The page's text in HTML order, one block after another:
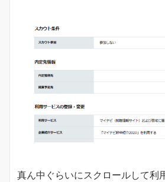
真ん中ぐらいにスクロールして利